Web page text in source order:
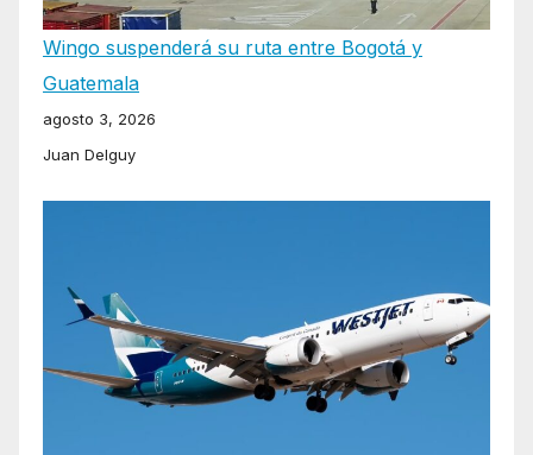
Wingo suspenderá su ruta entre Bogotá y
Guatemala
agosto 3, 2026
Juan Delguy